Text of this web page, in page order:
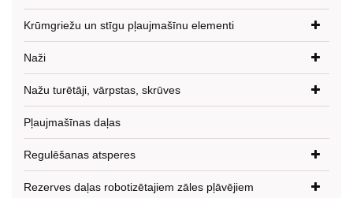
Krūmgriežu un stīgu pļaujmašīnu elementi
Naži
Nažu turētāji, vārpstas, skrūves
Pļaujmašīnas daļas
Regulēšanas atsperes
Rezerves daļas robotizētajiem zāles pļāvējiem